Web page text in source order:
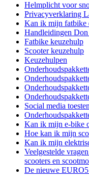
Helmplicht voor
Privacyverklaring
Kan ik mijn fatbike
Handleidingen
Fatbike keuzehulp
Scooter keuzehulp
Keuzehulpen
Social media
Kan ik mijn e-bike
Hoe kan ik mijn
Kan ik mijn
Veelgestelde
scooters en
De nieuwe